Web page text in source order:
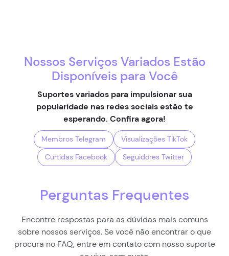
Nossos Serviços Variados Estão
Disponíveis para Você
Suportes variados para impulsionar sua
popularidade nas redes sociais estão te
esperando. Confira agora!
Membros Telegram
Visualizações TikTok
Curtidas Facebook
Seguidores Twitter
Perguntas Frequentes
Encontre respostas para as dúvidas mais comuns
sobre nossos serviços. Se você não encontrar o que
procura no FAQ, entre em contato com nosso suporte